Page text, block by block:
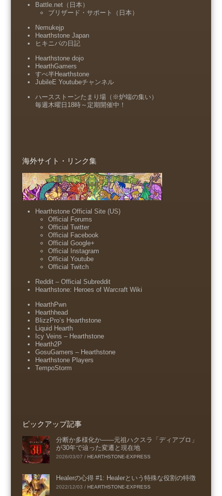
Battle.net（日本）
ブリザード・サポート（日本）
Nemukejp
Hearthstone Japan
ヒキニパの日記
Hearthstone dojo
HearthGamers
すべ半Hearthstone
JubileE Youtubeチャンネル
ハースストーンたまり場（※炉端の集い）
毎週木曜日18時～定期開催中！
海外サイト・リンク集
Hearthstone Official Site (US)
Official Forums
Official Twitter
Official Facebook
Official Google+
Official Instagram
Official Youtube
Official Twitch
Reddit – Official Subreddit
Hearthstone: Heroes of Warcraft Wiki
HearthPwn
Hearthhead
BlizzPro’s Hearthstone
Liquid Hearth
Icy Veins – Hearthstone
Hearth2P
GosuGamers – Hearthstone
Hearthstone Players
TempoStorm
ピックアップ記事
分断か多様化か――元祖ハクスラ「ディアブロ」
が30年で辿った変遷と現在地
2026/03/07 / HEARTHSTONE-EXPRESS
Healerの心得 #1: Healerという特殊な役割の特徴
2022/12/03 / HEARTHSTONE-EXPRESS